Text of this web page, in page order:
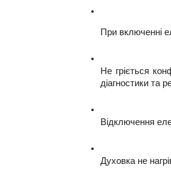
При включенні
Не гріється
діагностики та
Відключення
Духовка не